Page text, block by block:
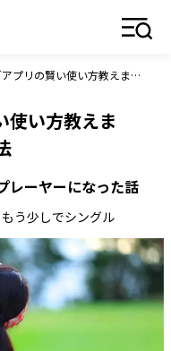
無料スイングアプリの賢い使い方教えます。“無課金”ゴルフ上達法
使い方教えま
レーヤーになった話
う少しでシングル